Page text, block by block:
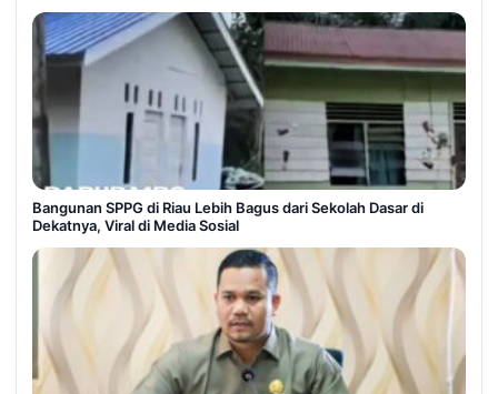
Bangunan SPPG di Riau Lebih Bagus dari Sekolah Dasar di
Dekatnya, Viral di Media Sosial